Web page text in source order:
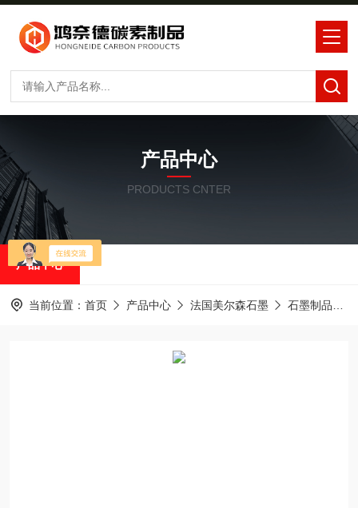
产品中心
PRODUCTS CNTER
产品中心
当前位置： 首页 产品中心 法国美尔森石墨 石墨制品